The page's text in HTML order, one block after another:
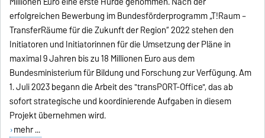
erfolgreichen Bewerbung im Bundesförderprogramm „T!Raum –
TransferRäume für die Zukunft der Region“ 2022 stehen den
Initiatoren und Initiatorinnen für die Umsetzung der Pläne in
maximal 9 Jahren bis zu 18 Millionen Euro aus dem
Bundesministerium für Bildung und Forschung zur Verfügung. Am
1. Juli 2023 begann die Arbeit des "transPORT-Office", das ab
sofort strategische und koordinierende Aufgaben in diesem
Projekt übernehmen wird.
mehr ...